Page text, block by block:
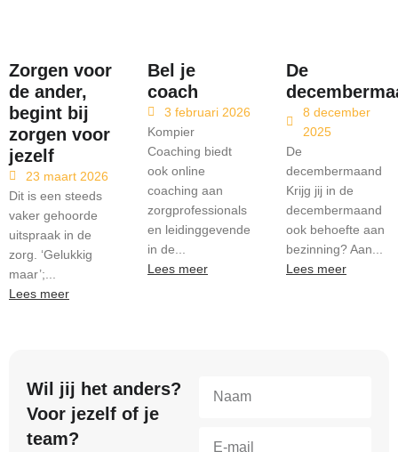
Zorgen voor
de ander,
begint bij
zorgen voor
jezelf
23 maart 2026
Dit is een steeds
vaker gehoorde
uitspraak in de
zorg. ‘Gelukkig
maar’;...
Lees meer
Bel je
coach
3 februari 2026
Kompier
Coaching biedt
ook online
coaching aan
zorgprofessionals
en leidinggevende
in de...
Lees meer
De
8 december
2025
De
decembermaand
Krijg jij in de
decembermaand
ook behoefte aan
bezinning? Aan...
Lees meer
Wil jij het anders?
Voor jezelf of je
team?